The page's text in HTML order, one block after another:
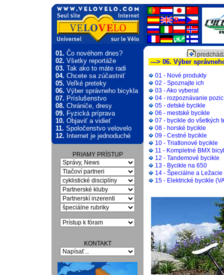
01.Čo novéhom dnes?
02.Všetky reportáže
03.Tak ako to máte radi
04.Chcete sa zúčastniť
05.Veľké preteky
06.Výber správneho bicykla
07.Príslušenstvo
08.Chrániče, dresy
09.Fyzická príprava
10.Objaviť a vidieť
11.Spoločenstvo velovelo
12.Internet je jednoduché
PRIAMY PRÍSTUP
KONTAKT
---> 06. Výber
01 - Nové produkty
02 - Spoznajte ich
03 - Ako vyberat
04 - rozpoznávanie
05 - detské bycikle
06 - mestské bycikle
07 - bycikle do všetkých
08 - horské bycikle
09 - Cestné bycikle
10 - Triatlonové bycikle
11 - Kompletné BMX
12 - Tandemové bycikle
13 - Bycikle na 650
14 - Špeciálne a Ležacie
15 - Elektrické bycikle